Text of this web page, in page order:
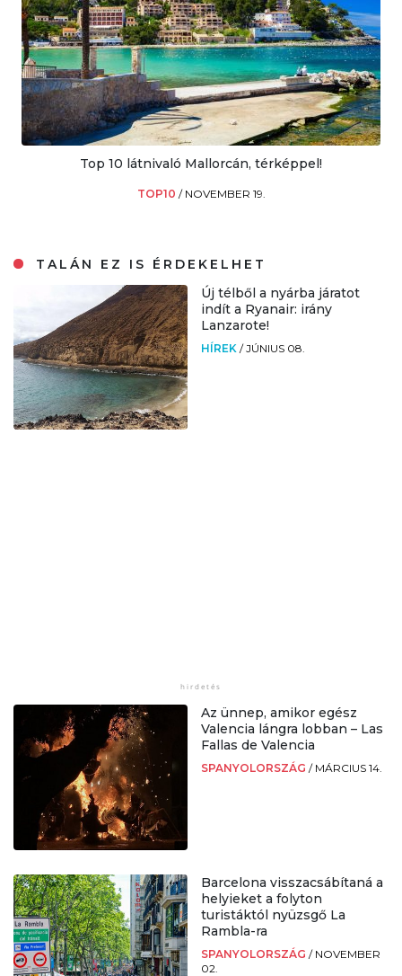
Top 10 látnivaló Mallorcán, térképpel!
TOP10 / NOVEMBER 19.
TALÁN EZ IS ÉRDEKELHET
Új télből a nyárba járatot
indít a Ryanair: irány
Lanzarote!
HÍREK /JÚNIUS 08.
Az ünnep, amikor egész
Valencia lángra lobban – Las
Fallas de Valencia
SPANYOLORSZÁG / MÁRCIUS 14.
Barcelona visszacsábítaná a
helyieket a folyton
turistáktól nyüzsgő La
Rambla-ra
SPANYOLORSZÁG / NOVEMBER
02.